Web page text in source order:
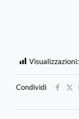
Visualizzazioni:
Condividi